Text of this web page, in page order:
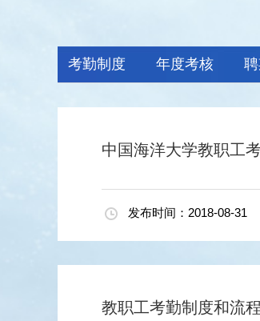
考勤制度 年度考核
中国海洋大学教职工
发布时间：2018-08-31
教职工考勤制度和流程